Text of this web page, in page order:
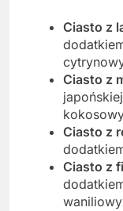
Ciasto z
Ciasto z
Ciasto z
Ciasto z